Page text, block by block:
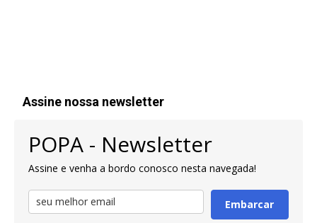
Assine nossa newsletter
POPA - Newsletter
Assine e venha a bordo conosco nesta navegada!
Embarcar